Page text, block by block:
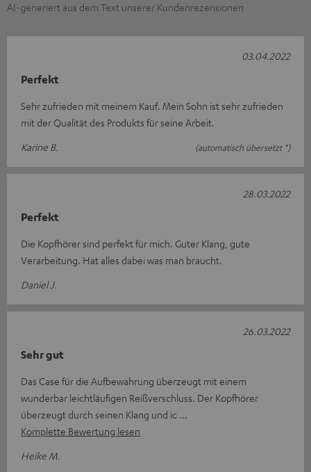
AI-generiert aus dem Text unserer Kundenrezensionen
Perfekt
Sehr zufrieden mit meinem Kauf. Mein Sohn ist sehr zufrieden
mit der Qualität des Produkts für seine Arbeit.
Karine B.
(automatisch übersetzt *)
03.04.2022
Perfekt
Die Kopfhörer sind perfekt für mich. Guter Klang, gute
Verarbeitung. Hat alles dabei was man braucht.
Daniel J.
28.03.2022
Sehr gut
Das Case für die Aufbewahrung überzeugt mit einem
wunderbar leichtläufigen Reißverschluss. Der Kopfhörer
überzeugt durch seinen Klang und ic
Komplette Bewertung lesen
Heike M.
26.03.2022